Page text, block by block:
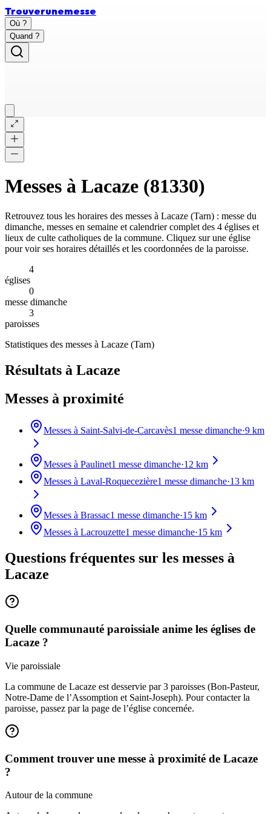
Trouverunemesse
Où ?
Quand ?
Messes à Lacaze (81330)
Retrouvez tous les horaires des messes à Lacaze (Tarn) : messe du
dimanche, messes en semaine et calendrier complet des 4 églises et
lieux de culte catholiques de la commune. Cliquez sur une église
pour voir ses horaires détaillés et les coordonnées de la paroisse.
4
églises
0
messe dimanche
3
paroisses
Statistiques des messes à Lacaze (Tarn)
Résultats à Lacaze
Messes à proximité
Messes à Saint-Salvi-de-Carcavès1 messe dimanche·9 km
Messes à Paulinet1 messe dimanche·12 km
Messes à Laval-Roquecezière1 messe dimanche·13 km
Messes à Brassac1 messe dimanche·15 km
Messes à Lacrouzette1 messe dimanche·15 km
Questions fréquentes sur les messes à
Lacaze
Quelle communauté paroissiale anime les églises de
Lacaze ?
Vie paroissiale
La commune de Lacaze est desservie par 3 paroisses (Bon-Pasteur,
Notre-Dame de l’Assomption et Saint-Joseph). Pour contacter la
paroisse, passez par la page de l’église concernée.
Comment trouver une messe à proximité de Lacaze
?
Autour de la commune